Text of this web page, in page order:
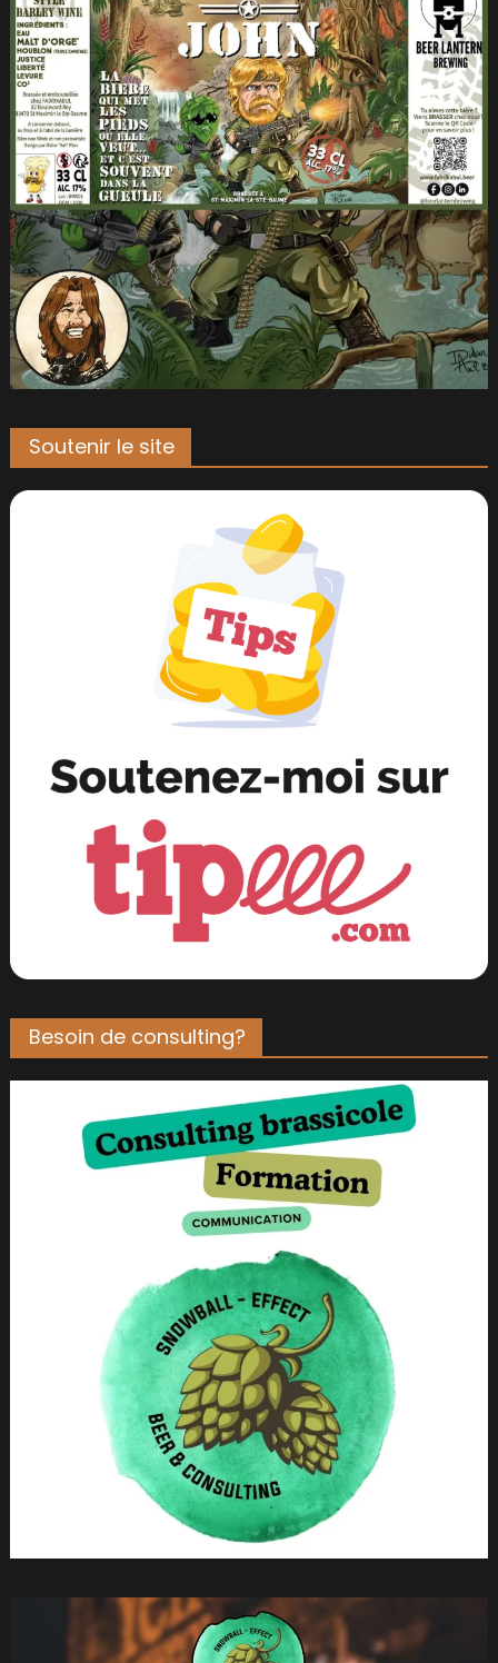
Soutenir le site
Besoin de consulting?